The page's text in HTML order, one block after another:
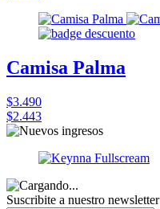
Camisa Palma
$3.490
$2.443
Suscribite a nuestro newsletter